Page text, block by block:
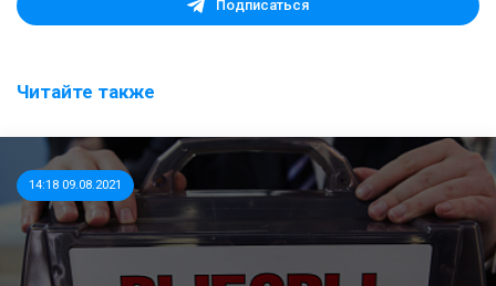
Подписаться
Читайте также
14:18 09.08.2021